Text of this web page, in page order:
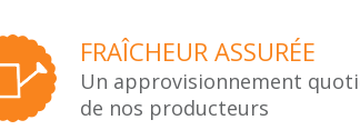
FRAÎCHEUR ASSURÉE
Un approvisionnement
de nos producteurs